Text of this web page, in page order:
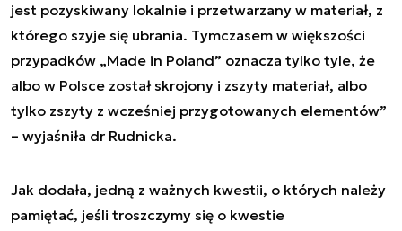
jest pozyskiwany lokalnie i przetwarzany w materiał, z
którego szyje się ubrania. Tymczasem w większości
przypadków „Made in Poland” oznacza tylko tyle, że
albo w Polsce został skrojony i zszyty materiał, albo
tylko zszyty z wcześniej przygotowanych elementów”
– wyjaśniła dr Rudnicka.
Jak dodała, jedną z ważnych kwestii, o których należy
pamiętać, jeśli troszczymy się o kwestie